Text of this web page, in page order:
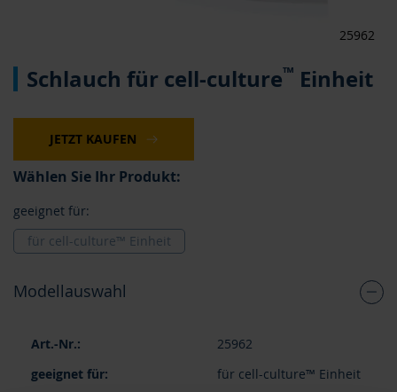
25962
Anfang
derSchlauch für cell-culture™ Einheit
JETZT KAUFEN
Wählen Sie Ihr Produkt:
geeignet für:
für cell-culture™ Einheit
Modellauswahl
Produkte
Artikel
25962
für cell-culture™ Einheit